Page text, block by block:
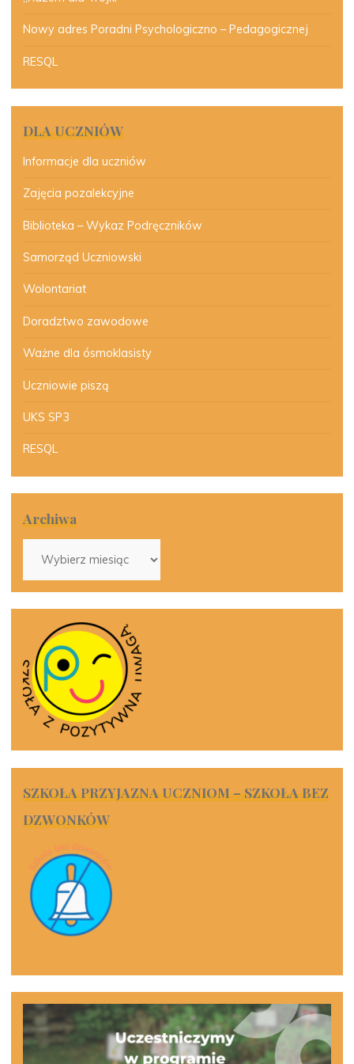
Nowy adres Poradni Psychologiczno – Pedagogicznej
RESQL
DLA UCZNIÓW
Informacje dla uczniów
Zajęcia pozalekcyjne
Biblioteka – Wykaz Podręczników
Samorząd Uczniowski
Wolontariat
Doradztwo zawodowe
Ważne dla ósmoklasisty
Uczniowie piszą
UKS SP3
RESQL
Archiwa
SZKOŁA PRZYJAZNA UCZNIOM – SZKOŁA BEZ
DZWONKÓW